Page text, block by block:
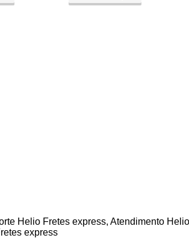
Helio Fretes express, Atendimento
express